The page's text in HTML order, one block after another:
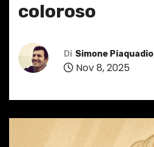
coloroso
Di Simone Piaquadio
Nov 8, 2025